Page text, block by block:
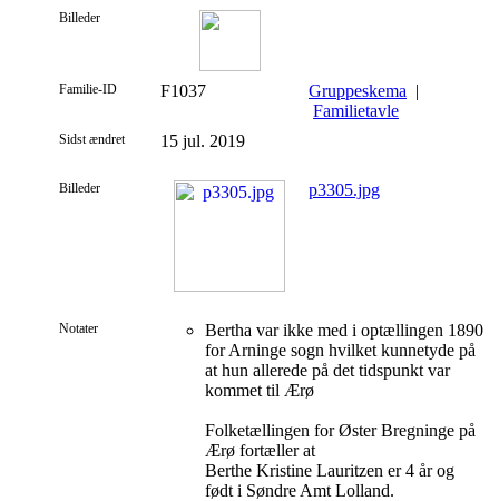
Billeder
Familie-ID F1037 Gruppeskema |
Familietavle
Sidst ændret 15 jul. 2019
Billeder p3305.jpg
Notater
Bertha var ikke med i optællingen 1890
for Arninge sogn hvilket kunnetyde på
at hun allerede på det tidspunkt var
kommet til Ærø
Folketællingen for Øster Bregninge på
Ærø fortæller at
Berthe Kristine Lauritzen er 4 år og
født i Søndre Amt Lolland.